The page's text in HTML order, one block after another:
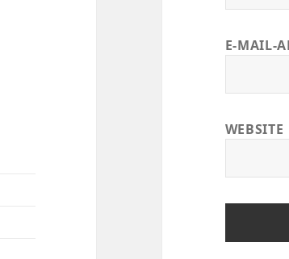
E-MAIL-
WEBSITE